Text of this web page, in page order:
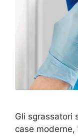
Gli sgrassatori
case